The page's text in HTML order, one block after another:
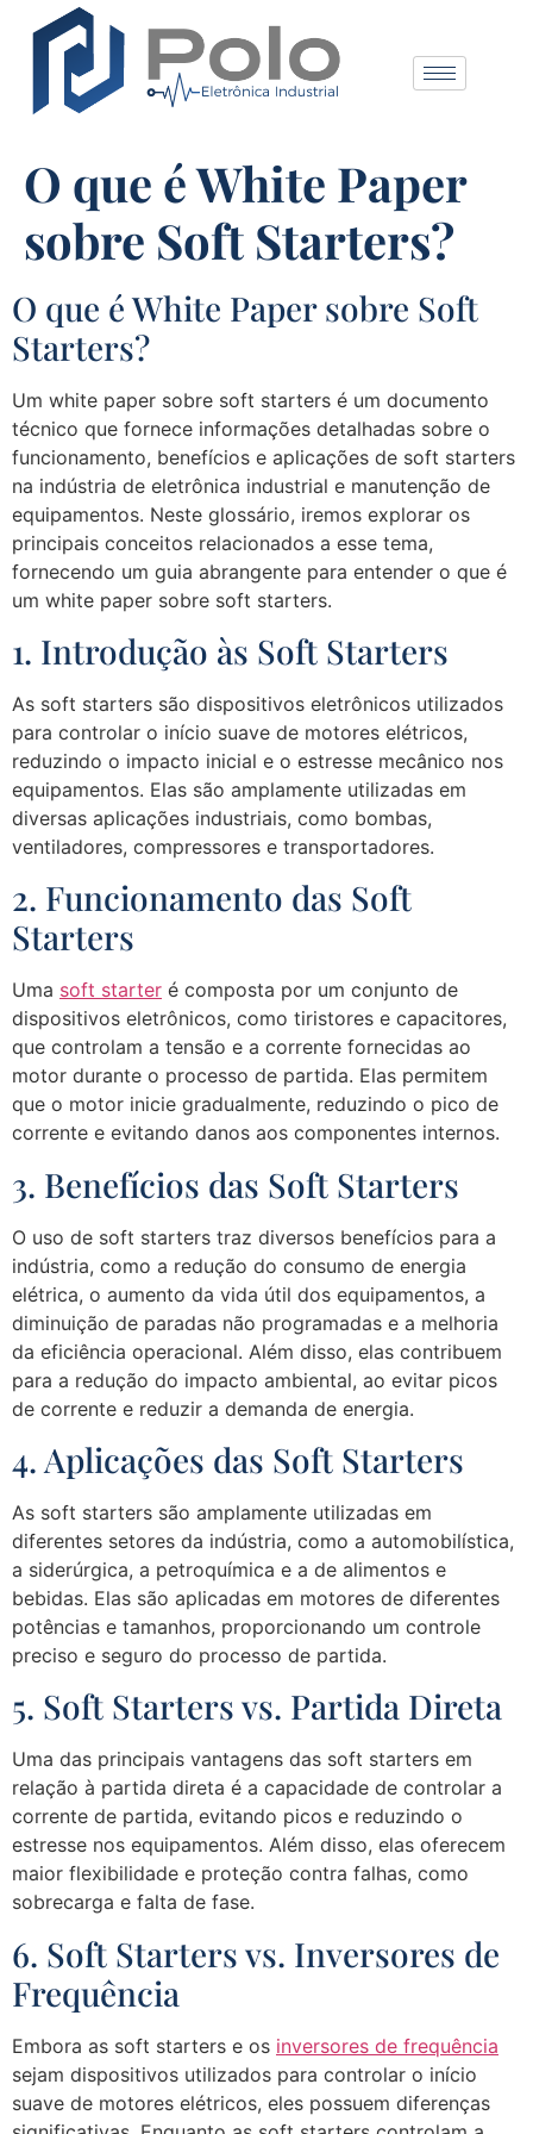
O que é White Paper
sobre Soft Starters?
O que é White Paper sobre Soft
Starters?
Um white paper sobre soft starters é um documento
técnico que fornece informações detalhadas sobre o
funcionamento, benefícios e aplicações de soft starters
na indústria de eletrônica industrial e manutenção de
equipamentos. Neste glossário, iremos explorar os
principais conceitos relacionados a esse tema,
fornecendo um guia abrangente para entender o que é
um white paper sobre soft starters.
1. Introdução às Soft Starters
As soft starters são dispositivos eletrônicos utilizados
para controlar o início suave de motores elétricos,
reduzindo o impacto inicial e o estresse mecânico nos
equipamentos. Elas são amplamente utilizadas em
diversas aplicações industriais, como bombas,
ventiladores, compressores e transportadores.
2. Funcionamento das Soft
Starters
Uma soft starter é composta por um conjunto de
dispositivos eletrônicos, como tiristores e capacitores,
que controlam a tensão e a corrente fornecidas ao
motor durante o processo de partida. Elas permitem
que o motor inicie gradualmente, reduzindo o pico de
corrente e evitando danos aos componentes internos.
3. Benefícios das Soft Starters
O uso de soft starters traz diversos benefícios para a
indústria, como a redução do consumo de energia
elétrica, o aumento da vida útil dos equipamentos, a
diminuição de paradas não programadas e a melhoria
da eficiência operacional. Além disso, elas contribuem
para a redução do impacto ambiental, ao evitar picos
de corrente e reduzir a demanda de energia.
4. Aplicações das Soft Starters
As soft starters são amplamente utilizadas em
diferentes setores da indústria, como a automobilística,
a siderúrgica, a petroquímica e a de alimentos e
bebidas. Elas são aplicadas em motores de diferentes
potências e tamanhos, proporcionando um controle
preciso e seguro do processo de partida.
5. Soft Starters vs. Partida Direta
Uma das principais vantagens das soft starters em
relação à partida direta é a capacidade de controlar a
corrente de partida, evitando picos e reduzindo o
estresse nos equipamentos. Além disso, elas oferecem
maior flexibilidade e proteção contra falhas, como
sobrecarga e falta de fase.
6. Soft Starters vs. Inversores de
Frequência
Embora as soft starters e os inversores de frequência
sejam dispositivos utilizados para controlar o início
suave de motores elétricos, eles possuem diferenças